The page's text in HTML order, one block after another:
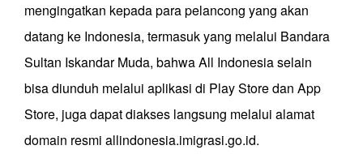
mengingatkan kepada para pelancong yang akan
datang ke Indonesia, termasuk yang melalui Bandara
Sultan Iskandar Muda, bahwa All Indonesia selain
bisa diunduh melalui aplikasi di Play Store dan App
Store, juga dapat diakses langsung melalui alamat
domain resmi allindonesia.imigrasi.go.id.